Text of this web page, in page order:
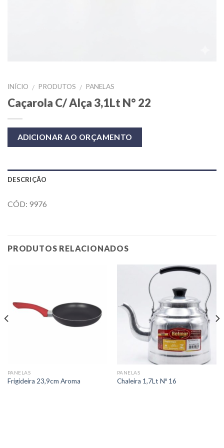
INÍCIO / PRODUTOS / PANELAS
Caçarola C/ Alça 3,1Lt N° 22
ADICIONAR AO ORÇAMENTO
DESCRIÇÃO
CÓD: 9976
PRODUTOS RELACIONADOS
PANELAS
Frigideira 23,9cm Aroma
PANELAS
Chaleira 1,7Lt Nº 16